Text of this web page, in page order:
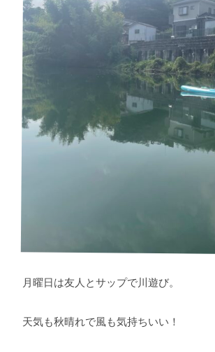
月曜日は友人とサップで川遊び。
天気も秋晴れで風も気持ちいい！